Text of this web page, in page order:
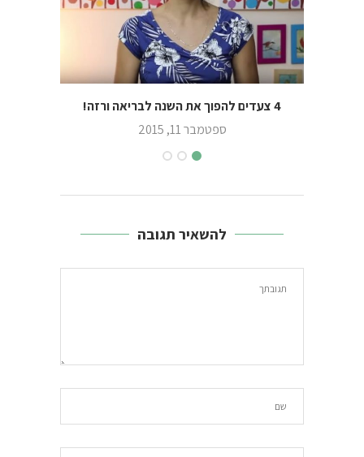
4 צעדים להפוך את השנה לבריאה ורזה!
ספטמבר 11, 2015
להשאיר תגובה